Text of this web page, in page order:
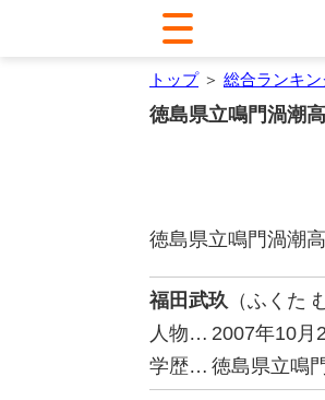
トップ＞ 総合ランキン
徳島県立鳴門渦潮
徳島県立鳴門渦潮
福田武玖 （ふくた
人物… 2007年10月
学歴… 徳島県立鳴